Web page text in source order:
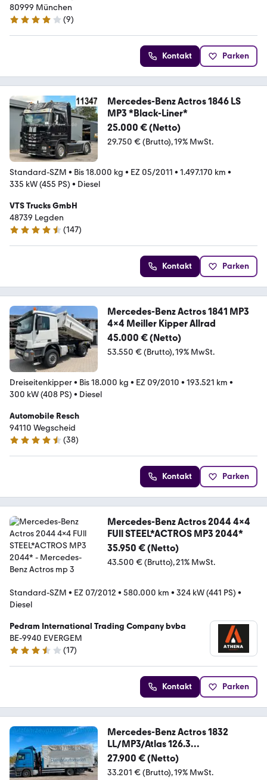
80999 München
4.2 Sterne
(9)
Kontakt Parken
Mercedes-Benz Actros 1846 LS
MP3 *Black-Liner*
25.000 € (Netto)
29.750 € (Brutto) 19% MwSt.
Standard-SZM • Bis 18.000 kg • EZ 05/2011 • 1.497.170 km •
335 kW (455 PS) • Diesel
VTS Trucks GmbH
48739 Legden
4.6 Sterne
(147)
Kontakt Parken
Mercedes-Benz Actros 1841 MP3
4x4 Meiller Kipper Allrad
45.000 € (Netto)
53.550 € (Brutto) 19% MwSt.
Dreiseitenkipper• Bis 18.000 kg • EZ 09/2010 • 193.521 km •
300 kW (408 PS) • Diesel
Automobile Resch
94110 Wegscheid
4.7 Sterne
(38)
Kontakt Parken
Mercedes-Benz Actros 2044 4x4
FUll STEEL*ACTROS MP3 2044*
35.950 € (Netto)
43.500 € (Brutto) 21% MwSt.
Standard-SZM • EZ 07/2012 • 580.000 km • 324 kW (441 PS) •
Diesel
Pedram International Trading Company bvba
BE-9940 EVERGEM
3.6 Sterne
(17)
Kontakt Parken
Mercedes-Benz Actros 1832
LL/MP3/Atlas 126.3
Funk/AC/Retarder
27.900 € (Netto)
33.201 € (Brutto) 19% MwSt.